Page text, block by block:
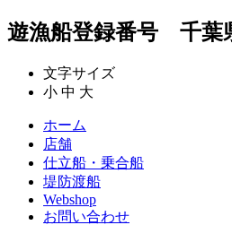
遊漁船登録番号 千葉
文字サイズ
小 中 大
ホーム
店舗
仕立船・乗合船
堤防渡船
Webshop
お問い合わせ